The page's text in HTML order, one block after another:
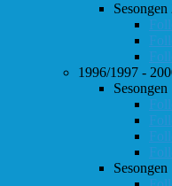
1996/1997 -